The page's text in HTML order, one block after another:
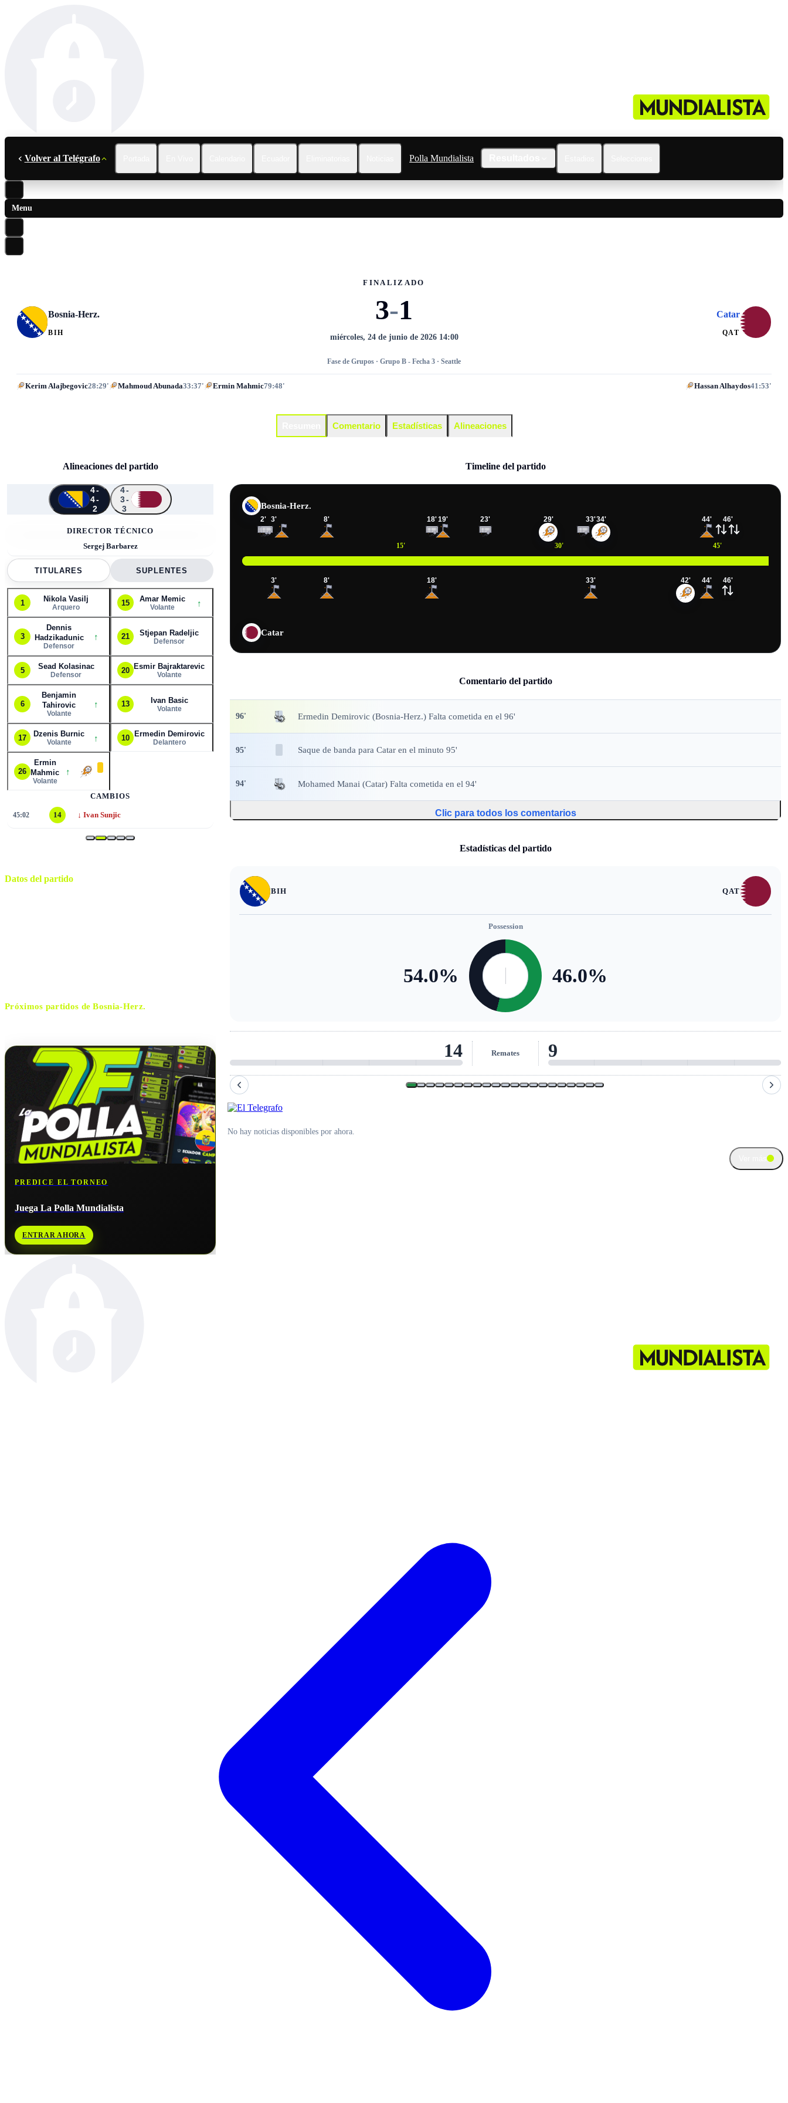
Volver al Telégrafo Polla Mundialista
Menu
Bosnia-Herz.
BIH
FINALIZADO
3-1
miércoles, 24 de junio de 2026 14:00
Fase de Grupos · Grupo B - Fecha 3 · Seattle
Catar
QAT
Kerim Alajbegovic28:29' Mahmoud Abunada33:37' Ermin Mahmic79:48' Hassan Alhaydos41:53'
Comentario Estadísticas Alineaciones
Alineaciones del partido
4-
4-
2
4-
3-
3
↑↑↑↑ ↑
DIRECTOR TÉCNICO
Sergej Barbarez
TITULARES SUPLENTES
1 Nikola Vasilj
Arquero
15 Amar Memic
Volante ↑
3
Dennis
Hadzikadunic
Defensor
↑ 21 Stjepan Radeljic
Defensor
5 Sead Kolasinac
Defensor
20 Esmir Bajraktarevic
Volante
6
Benjamin
Tahirovic
Volante
↑ 13 Ivan Basic
Volante
17 Dzenis Burnic
Volante ↑ 10 Ermedin Demirovic
Delantero
26
Ermin
Mahmic
Volante
↑
CAMBIOS
45:02 14 ↓ Ivan Sunjic
Datos del partido
Próximos partidos deBosnia-Herz.
PREDICE EL TORNEO
Juega La Polla Mundialista
ENTRAR AHORA
Timeline del partido
Bosnia-Herz.
15' 30' 45'
2' 3'
3'
8'
8'
18'
18'
19' 23' 29' 33'
33'
34'
42' 44'
44' 46'
46'
Catar
Comentario del partido
96' Ermedin Demirovic (Bosnia-Herz.) Falta cometida en el 96'
95' Saque de banda para Catar en el minuto 95'
94' Mohamed Manai (Catar) Falta cometida en el 94'
Clic para todos los comentarios
Estadísticas del partido
BIH QAT
Possession
54.0% 46.0%
14 Remates 9
No hay noticias disponibles por ahora.